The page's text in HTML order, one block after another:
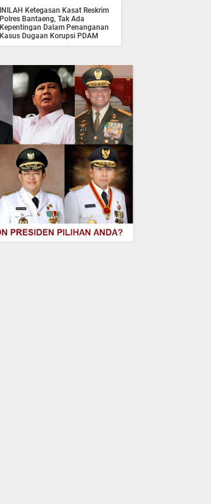
INILAH Ketegasan Kasat Reskrim
Polres Bantaeng, Tak Ada
Kepentingan Dalam Penanganan
Kasus Dugaan Korupsi PDAM